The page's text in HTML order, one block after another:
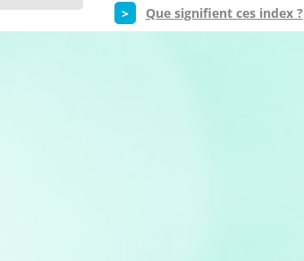
> Que signifient ces index ?